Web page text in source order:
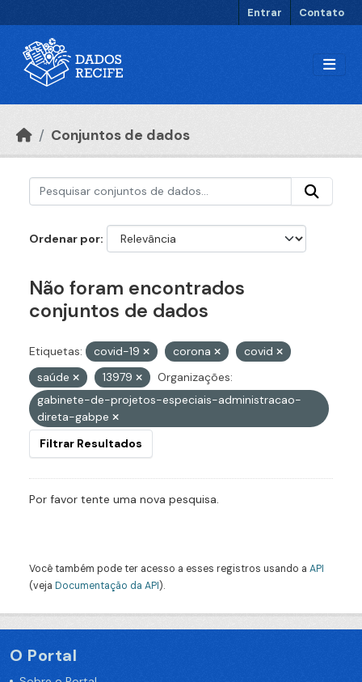
Entrar Contato
Conjuntos de dados
Ordenar por
Não foram encontrados
conjuntos de dados
Etiquetas: covid-19 corona
covid
saúde
13979
Organizações:
gabinete-de-projetos-especiais-administracao-
direta-gabpe
Filtrar Resultados
Por favor tente uma nova pesquisa.
Você também pode ter acesso a esses registros usando a API
(veja Documentação da API).
O Portal